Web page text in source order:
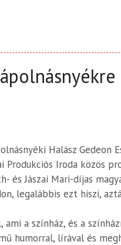
Halász Gedeon
Produkciós Iroda közös
és Jászai Mari-díjas
legalábbis ezt hiszi,
a színház, és a
humorral, lírával és